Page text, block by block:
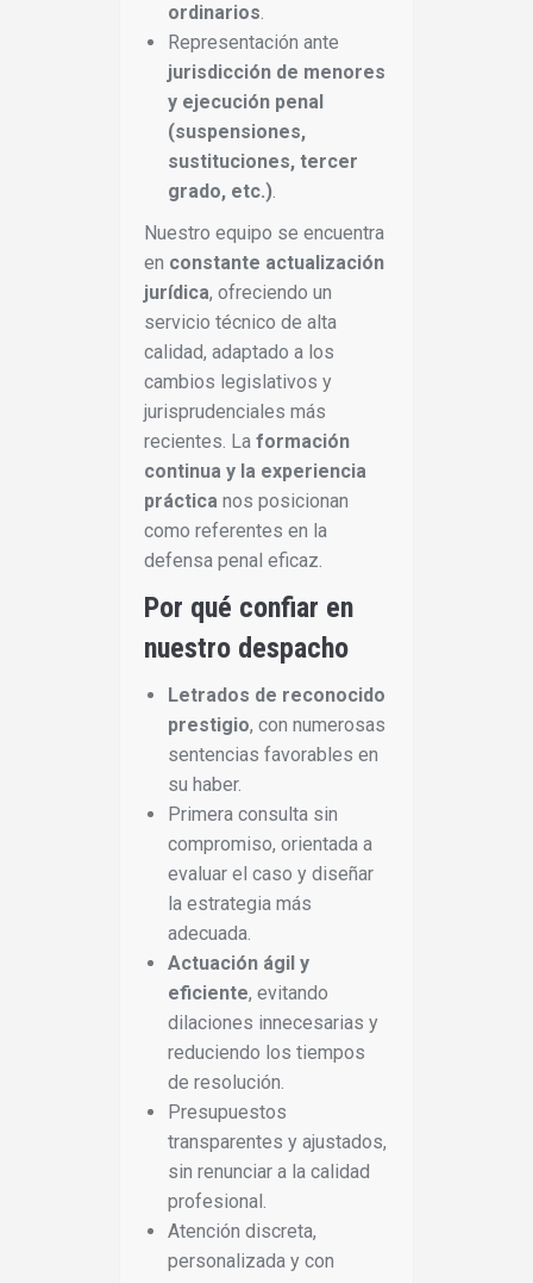
ordinarios.
Representación ante
jurisdicción de menores
y ejecución penal
(suspensiones,
sustituciones, tercer
grado, etc.).
Nuestro equipo se encuentra
en constante actualización
jurídica, ofreciendo un
servicio técnico de alta
calidad, adaptado a los
cambios legislativos y
jurisprudenciales más
recientes. La formación
continua y la experiencia
práctica nos posicionan
como referentes en la
defensa penal eficaz.
Por qué confiar en
nuestro despacho
Letrados de reconocido
prestigio, con numerosas
sentencias favorables en
su haber.
Primera consulta sin
compromiso, orientada a
evaluar el caso y diseñar
la estrategia más
adecuada.
Actuación ágil y
eficiente, evitando
dilaciones innecesarias y
reduciendo los tiempos
de resolución.
Presupuestos
transparentes y ajustados,
sin renunciar a la calidad
profesional.
Atención discreta,
personalizada y con